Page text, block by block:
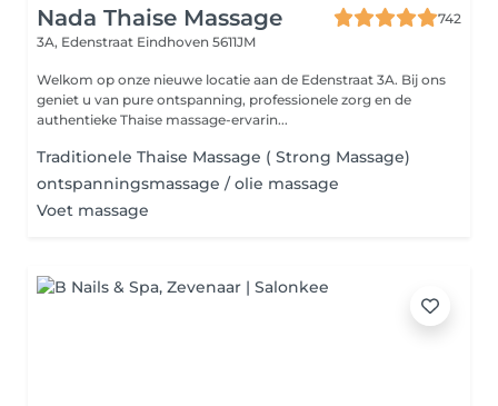
Nada Thaise Massage
742
3A, Edenstraat Eindhoven 5611JM
Welkom op onze nieuwe locatie aan de Edenstraat 3A. Bij ons
geniet u van pure ontspanning, professionele zorg en de
authentieke Thaise massage-ervarin...
Traditionele Thaise Massage ( Strong Massage)
ontspanningsmassage / olie massage
Voet massage